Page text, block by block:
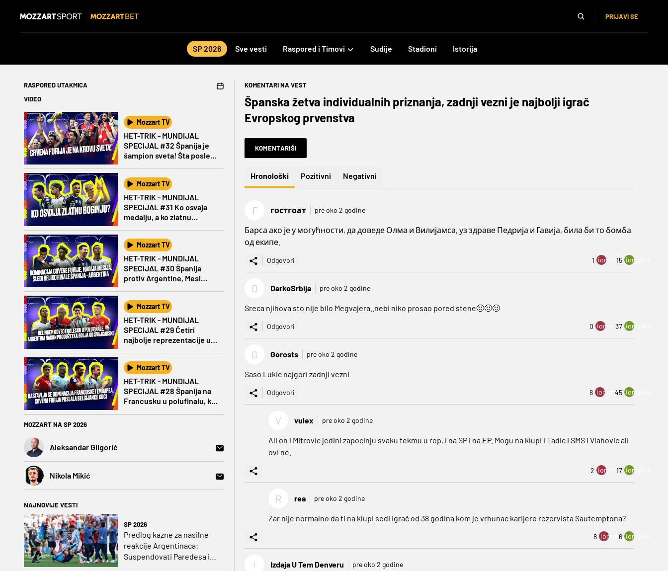
PRIJAVI SE
SP 2026 Sve vesti Raspored i Timovi Sudije Stadioni Istorija
RASPORED UTAKMICA
VIDEO
Mozzart TV
HET-TRIK - MUNDIJAL
SPECIJAL #32 Španija je
šampion sveta! Šta posle
Mozzart TV
HET-TRIK - MUNDIJAL
SPECIJAL #31 Ko osvaja
medalju, a ko zlatnu
Mozzart TV
HET-TRIK - MUNDIJAL
SPECIJAL #30 Španija
protiv Argentine, Mesi
Mozzart TV
HET-TRIK - MUNDIJAL
SPECIJAL #29 Četiri
najbolje reprezentacije u
Mozzart TV
HET-TRIK - MUNDIJAL
SPECIJAL #28 Španija na
Francusku u polufinalu, ko
MOZZART NA SP 2026
Aleksandar Gligorić
Nikola Mikić
NAJNOVIJE VESTI
SP 2026
Predlog kazne za nasilne
reakcije Argentinaca:
Suspendovati Paredesa i
KOMENTARI NA VEST
Španska žetva individualnih priznanja, zadnji vezni je najbolji igrač
Evropskog prvenstva
KOMENTARIŠI
Hronološki Pozitivni Negativni
Г гостгоат pre oko 2 godine
Барса ако је у могућности, да доведе Олма и Вилијамса, уз здраве Педрија и Гавија, била би то бомба
од екипе.
Odgovori 1 ion:minus
15 ion:plus
D DarkoSrbija pre oko 2 godine
Sreca njihova sto nije bilo Megvajera..nebi niko prosao pored stene🙂🙂🙂
Odgovori 0 ion:minus
37 ion:plus
G Gorosts pre oko 2 godine
Saso Lukic najgori zadnji vezni
Odgovori 8 ion:minus
45 ion:plus
V vulex pre oko 2 godine
Ali on i Mitrovic jedini zapocinju svaku tekmu u rep, i na SP i na EP. Mogu na klupi i Tadic i SMS i Vlahovic ali
ovi ne.
2 ion:minus
17 ion:plus
R rea pre oko 2 godine
Zar nije normalno da ti na klupi sedi igrač od 38 godina kom je vrhunac karijere rezervista Sautemptona?
8 ion:minus
6 ion:plus
I Izdaja U Tem Denveru pre oko 2 godine